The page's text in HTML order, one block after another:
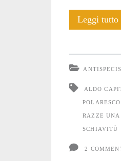
Leggi tutto
ALDO
POLARESCO
RAZZE UNA
SCHIAVITÙ
2